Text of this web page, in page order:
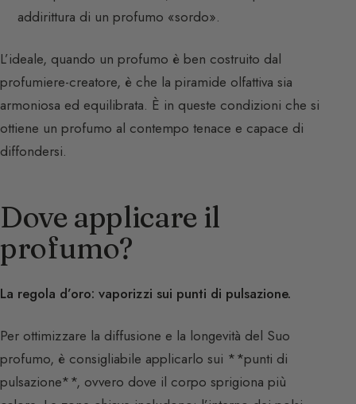
addirittura di un profumo «sordo».
L’ideale, quando un profumo è ben costruito dal
profumiere-creatore, è che la piramide olfattiva sia
armoniosa ed equilibrata. È in queste condizioni che si
ottiene un profumo al contempo tenace e capace di
diffondersi.
Dove applicare il
profumo?
La regola d’oro: vaporizzi sui punti di pulsazione.
Per ottimizzare la diffusione e la longevità del Suo
profumo, è consigliabile applicarlo sui **punti di
pulsazione**, ovvero dove il corpo sprigiona più